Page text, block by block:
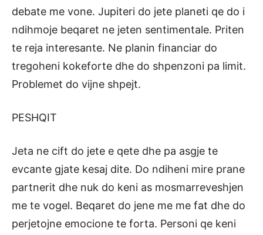
debate me vone. Jupiteri do jete planeti qe do i
ndihmoje beqaret ne jeten sentimentale. Priten
te reja interesante. Ne planin financiar do
tregoheni kokeforte dhe do shpenzoni pa limit.
Problemet do vijne shpejt.
PESHQIT
Jeta ne cift do jete e qete dhe pa asgje te
evcante gjate kesaj dite. Do ndiheni mire prane
partnerit dhe nuk do keni as mosmarreveshjen
me te vogel. Beqaret do jene me me fat dhe do
perjetojne emocione te forta. Personi qe keni